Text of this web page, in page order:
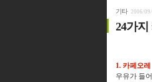
기타 2006/
24가지
1. 카페오레
우유가 들